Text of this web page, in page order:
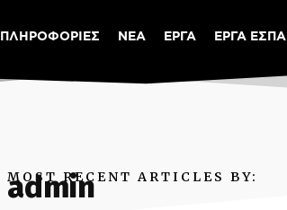
ΠΛΗΡΟΦΟΡΙΕΣ ΝΕΑ ΕΡΓΑ ΕΡΓΑ ΕΣΠΑ
MOST RECENT ARTICLES BY:
admin